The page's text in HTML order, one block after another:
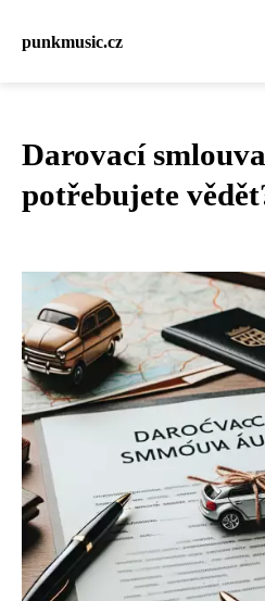
punkmusic.cz
Darovací
potřebujete